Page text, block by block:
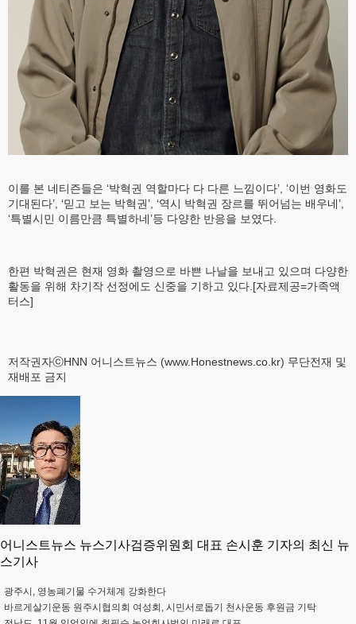
이를 본 네티즌들은 ‘박혁권 역할마다 다 다른 느낌이다’, ‘이번 영화도
기대된다’, ‘믿고 보는 박혁권’, ‘역시 박혁권 장르를 뛰어넘는 배우네’,
‘특별시민 이름만큼 특별하네’등 다양한 반응을 보였다.
한편 박혁권은 현재 영화 촬영으로 바쁜 나날을 보내고 있으며 다양한
활동을 위해 차기작 선정에도 신중을 기하고 있다.[자료제공=가족액
터스]
저작권자ⓒHNN 어니스트뉴스 (www.Honestnews.co.kr) 무단전재 및
재배포 금지
어니스트뉴스 뉴스기사검증위원회 대표 손시훈 기자의 최신 뉴
스기사
광주시, 영농폐기물 수거체계 강화한다
바르게살기운동 원주시협의회 여성회, 시민서로돕기 천사운동 후원금 기탁